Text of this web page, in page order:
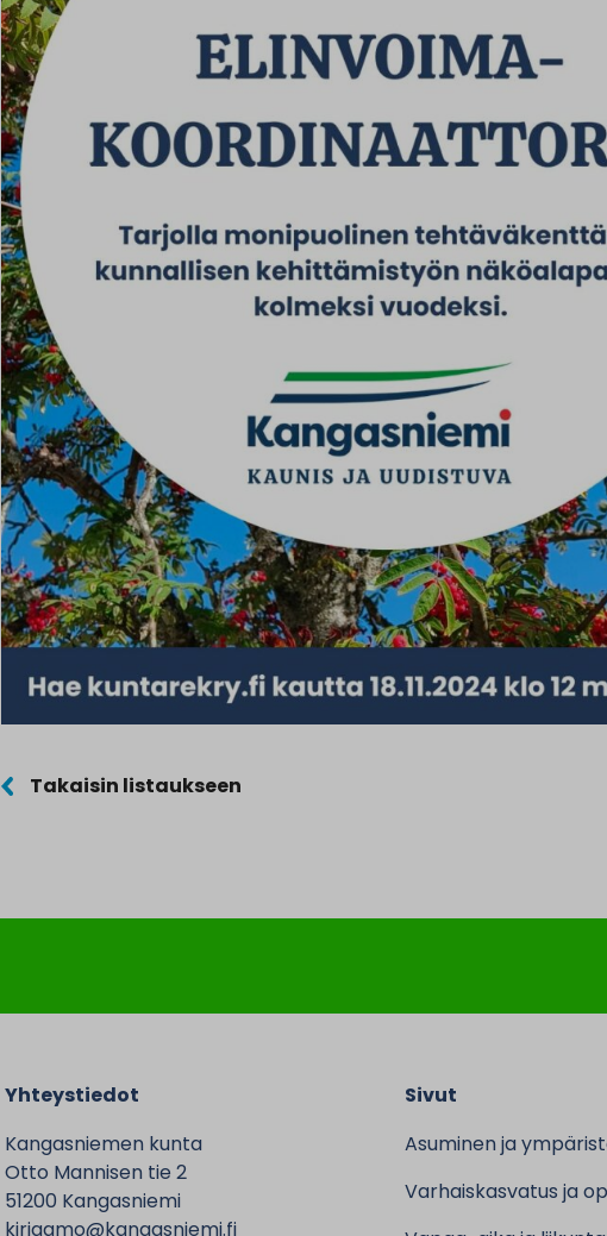
Takaisin listaukseen
Yhteystiedot
Kangasniemen kunta
Otto Mannisen tie 2
51200 Kangasniemi
kirjaamo@kangasniemi.fi
Sivut
Asuminen ja
Varhaiskasvatus ja